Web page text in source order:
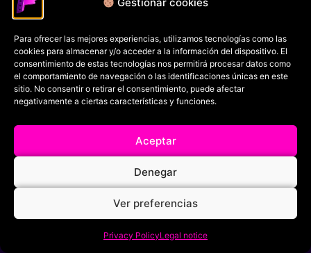
Para ofrecer las mejores experiencias, utilizamos tecnologías como las
cookies para almacenar y/o acceder a la información del dispositivo. El
consentimiento de estas tecnologías nos permitirá procesar datos como
el comportamiento de navegación o las identificaciones únicas en este
sitio. No consentir o retirar el consentimiento, puede afectar
negativamente a ciertas características y funciones.
Aceptar
Denegar
Ver preferencias
Privacy PolicyLegal notice